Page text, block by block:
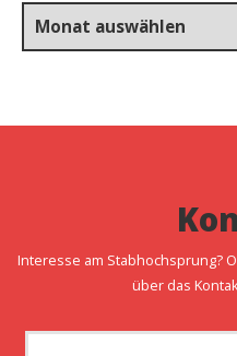
Archiv
Interesse am Stabhochsprung?
über das